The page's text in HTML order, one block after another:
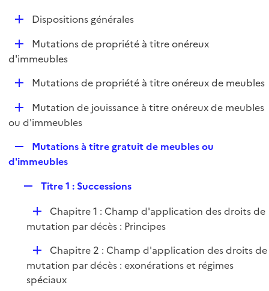
p
l
i
e
r
D
l
Dispositions générales
D
é
e
r
Mutations de propriété à titre onéreux
d'immeubles
D
l
r
Mutations de propriété à titre onéreux de meubles
D
é
i
Mutation de jouissance à titre onéreux de meubles
ou d'immeubles
e
l
r
Mutations à titre gratuit de meubles ou
d'immeubles
p
l
i
e
r
Titre 1 : Successions
D
é
i
e
Chapitre 1 : Champ d'application des droits de
mutation par décès : Principes
D
é
p
Chapitre 2 : Champ d'application des droits de
mutation par décès : exonérations et régimes
spéciaux